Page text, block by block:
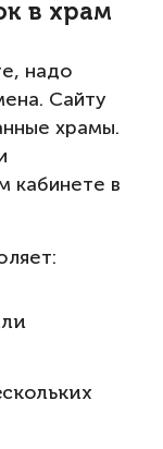
в храм
надо
Сайту
храмы.
кабинете в